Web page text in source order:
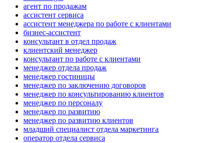
агент по продажам
ассистент сервиса
ассистент менеджера по работе с клиентами
бизнес-ассистент
консультант в отдел продаж
клиентский менеджер
консультант по работе с клиентами
менеджер отдела продаж
менеджер гостиницы
менеджер по заключению договоров
менеджер по консультированию клиентов
менеджер по персоналу
менеджер по развитию
менеджер по развитию клиентов
младший специалист отдела маркетинга
оператор отдела сервиса